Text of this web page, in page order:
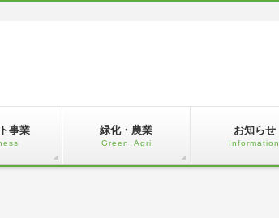
事業 緑化・農業
Green･Agri
お知らせ
Information